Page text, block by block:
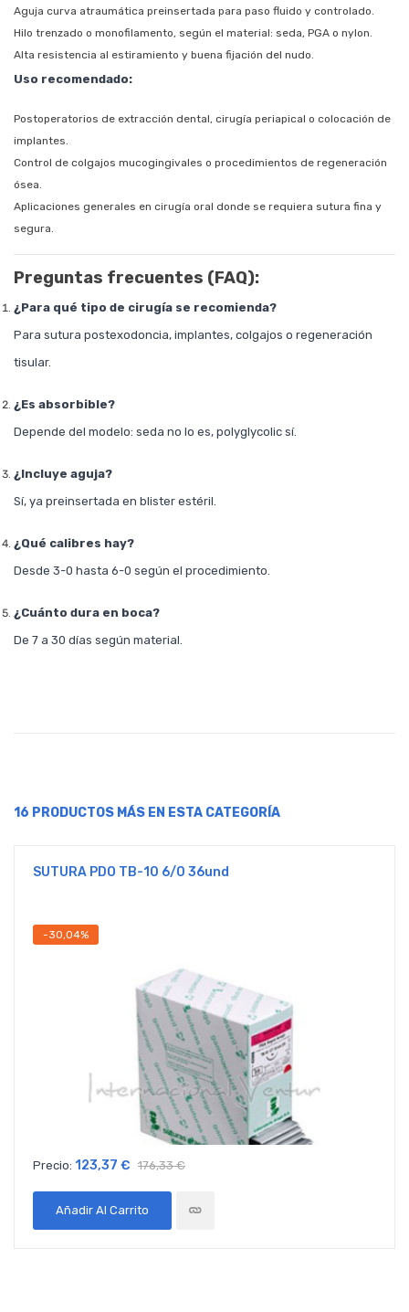
Aguja curva atraumática preinsertada para paso fluido y controlado.
Hilo trenzado o monofilamento, según el material: seda, PGA o nylon.
Alta resistencia al estiramiento y buena fijación del nudo.
Uso recomendado:
Postoperatorios de extracción dental, cirugía periapical o colocación de
implantes.
Control de colgajos mucogingivales o procedimientos de regeneración
ósea.
Aplicaciones generales en cirugía oral donde se requiera sutura fina y
segura.
Preguntas frecuentes (FAQ):
¿Para qué tipo de cirugía se recomienda?
Para sutura postexodoncia, implantes, colgajos o regeneración
tisular.
¿Es absorbible?
Depende del modelo: seda no lo es, polyglycolic sí.
¿Incluye aguja?
Sí, ya preinsertada en blister estéril.
¿Qué calibres hay?
Desde 3-0 hasta 6-0 según el procedimiento.
¿Cuánto dura en boca?
De 7 a 30 días según material.
16 PRODUCTOS MÁS EN ESTA CATEGORÍA
SUTURA PDO TB-10 6/0 36und
-30,04%
Precio: 123,37 € 176,33 €
Añadir Al Carrito